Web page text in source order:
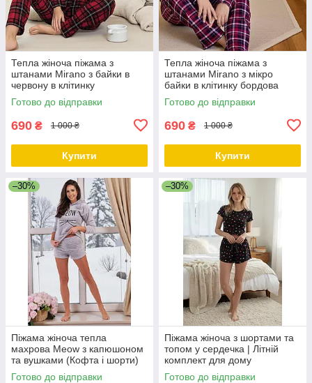
Тепла жіноча піжама з
штанами Mirano з байки в
червону в клітинку
Готово до відправки
690 ₴ 1 000 ₴
Купити
Тепла жіноча піжама з
штанами Mirano з мікро
байки в клітинку бордова
Готово до відправки
690 ₴ 1 000 ₴
Купити
–30%
Піжама жіноча тепла
махрова Meow з капюшоном
та вушками (Кофта і шорти)
Туреччина
Готово до відправки
–30%
Піжама жіноча з шортами та
топом у сердечка | Літній
комплект для дому
Готово до відправки